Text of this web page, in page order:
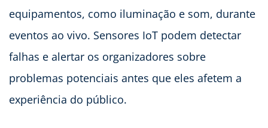
equipamentos, como iluminação e som, durante
eventos ao vivo. Sensores IoT podem detectar
falhas e alertar os organizadores sobre
problemas potenciais antes que eles afetem a
experiência do público.